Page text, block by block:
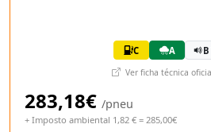
C A
Ver ficha técnica
283,18€ /pneu
+ Imposto ambiental 1,82 € = 285,00€